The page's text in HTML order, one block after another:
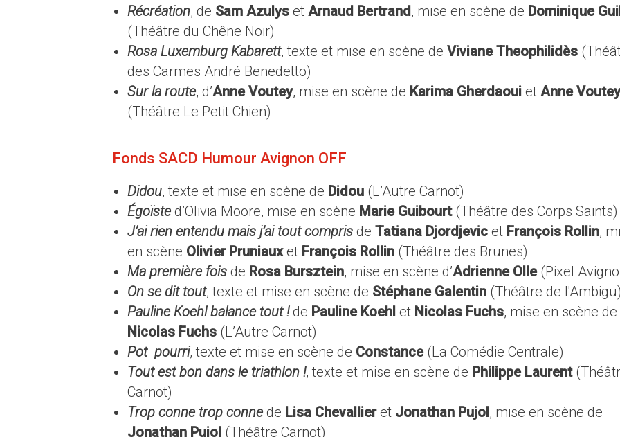
Récréation, de Sam Azulys et Arnaud Bertrand, mise en scène de Dominique
(Théâtre du Chêne Noir)
Rosa Luxemburg Kabarett, texte et mise en scène de Viviane Theophilidès
des Carmes André Benedetto)
Sur la route, d’Anne Voutey, mise en scène de Karima Gherdaoui et Anne Voutey
(Théâtre Le Petit Chien)
Fonds SACD Humour Avignon OFF
Didou, texte et mise en scène de Didou (L’Autre Carnot)
Égoïste d’Olivia Moore, mise en scène Marie Guibourt(Théâtre des Corps Saints)
J’ai rien entendu mais j’ai tout compris de Tatiana Djordjevic et François Rollin,
en scène Olivier Pruniauxet François Rollin (Théâtre des Brunes)
Ma première fois de Rosa Bursztein, mise en scène d’Adrienne Olle(Pixel
On se dit tout, texte et mise en scène de Stéphane Galentin (Théâtre de
Pauline Koehl balance tout !de Pauline Koehl et Nicolas Fuchs, mise en scène de
Nicolas Fuchs (L’Autre Carnot)
Pot pourri, texte et mise en scène de Constance (La Comédie Centrale)
Tout est bon dans le triathlon !, texte et mise en scène de Philippe Laurent
Carnot)
Trop conne trop conne de Lisa Chevallieret Jonathan Pujol, mise en scène de
Jonathan Pujol (Théâtre Carnot)